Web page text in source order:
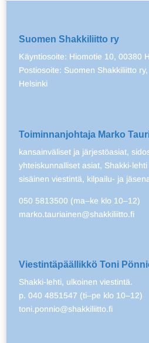
Suomen Shakkiliitto ry
Käyntiosoite: Hiomotie 10, 00380
Postiosoite: Suomen Shakkiliitto
Helsinki
Toiminnanjohtaja Marko
kansainväliset ja järjestöasiat,
yhteiskunnalliset asiat, Shakki-
sisäinen viestintä, kilpailu- ja
050 5813500 (ma–ke klo 10–12)
marko.tauriainen@shakkiliitto.fi
Viestintäpäällikkö Toni
Shakki-lehti, ulkoinen viestintä.
p. 040 4851547 (ti–pe klo 10–12)
toni.ponnio@shakkiliitto.fi